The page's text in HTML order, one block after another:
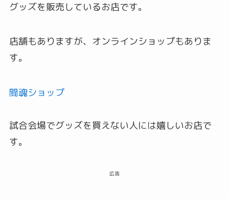
グッズを販売しているお店です。
店舗もありますが、オンラインショップもありま
す。
闘魂ショップ
試合会場でグッズを買えない人には嬉しいお店で
す。
広告